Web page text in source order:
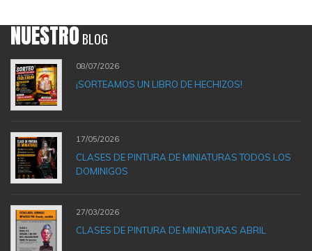
NUESTROBLOG
08/07/2026
¡SORTEAMOS UN LIBRO DE HECHIZOS!
17/05/2026
CLASES DE PINTURA DE MINIATURAS TODOS LOS
DOMINIGOS
27/03/2026
CLASES DE PINTURA DE MINIATURAS ABRIL